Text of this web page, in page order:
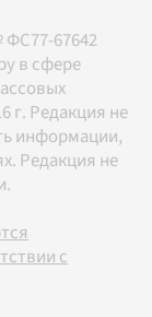
67642
в сфере
г. Редакция не
информации,
Редакция не
с